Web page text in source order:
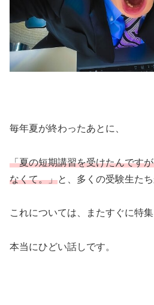
毎年夏が終わったあとに、
「夏の短期講習を受けたんです
なくて。」と、多くの受験生た
これについては、またすぐに特
本当にひどい話しです。